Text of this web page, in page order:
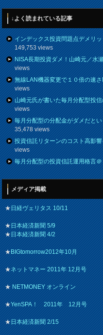
↓よく読まれている記事
インデックス投資問題点デメリ
149,753 views
NISA長期投資ダメ！山崎元／水
views
無線LAN機器変更で１０倍の速
views
山崎元氏が書いた毎月分配型投
views
毎月分配型の分配金がダメだと
35,478 views
投資信託リターンのコスト高影
views
毎月分配型の投資信託運用格言＠
メディア掲載
★日経ヴェリタス 10/11
★日本経済新聞 5/9
★日本経済新聞 4/2
★BIGtomorrow2012年10月
★ネットマネー 2011年 12月号
★NETMONEY オンライン
★YenSPA！ 2011年 12月号
★日本経済新聞 2/15